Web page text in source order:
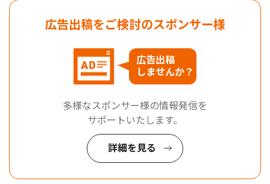
広告出稿をご検討のスポンサー様
広告出稿
しませんか？
多様なスポンサー様の情報発信を
サポートいたします。
詳細を見る